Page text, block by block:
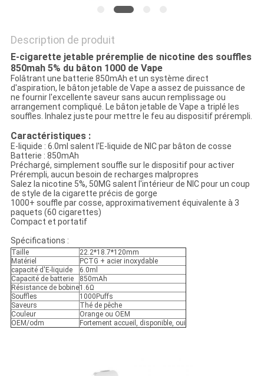
Description de produit
E-cigarette jetable préremplie de nicotine des souffles
850mah 5% du bâton 1000 de Vape
Folâtrant une batterie 850mAh et un système direct
d'aspiration, le bâton jetable de Vape a assez de puissance de
ne fournir l'excellente saveur sans aucun remplissage ou
arrangement compliqué. Le bâton jetable de Vape a triplé les
souffles. Inhalez juste pour mettre le feu au dispositif prérempli.
Caractéristiques :
E-liquide : 6.0ml salent l'E-liquide de NIC par bâton de cosse
Batterie : 850mAh
Préchargé, simplement souffle sur le dispositif pour activer
Prérempli, aucun besoin de recharges malpropres
Salez la nicotine 5%, 50MG salent l'intérieur de NIC pour un coup
de style de la cigarette précis de gorge
1000+ souffle par cosse, approximativement équivalente à 3
paquets (60 cigarettes)
Compact et portatif
Spécifications :
Taille
22.2*18.7*120mm
Matériel
PCTG + acier inoxydable
capacité d'E-liquide
6.0ml
Capacité de batterie
850mAh
Résistance de bobine1.6Ω
Souffles
1000Puffs
Saveurs
Thé de pêche
Couleur
Orange ou OEM
OEM/odm
Fortement accueil, disponible, oui